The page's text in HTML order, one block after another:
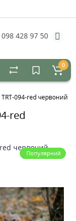
098 428 97 50
0
094-red червоний
red
Популярний